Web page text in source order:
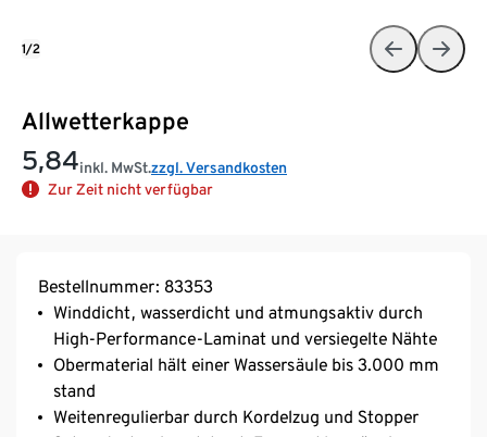
Allwetterkappe
5,84inkl. MwSt.zzgl. Versandkosten
Zur Zeit nicht verfügbar
1/2
Bestellnummer: 83353
Winddicht, wasserdicht und atmungsaktiv durch
High-Performance-Laminat und versiegelte Nähte
Obermaterial hält einer Wassersäule bis 3.000 mm
stand
Weitenregulierbar durch Kordelzug und Stopper